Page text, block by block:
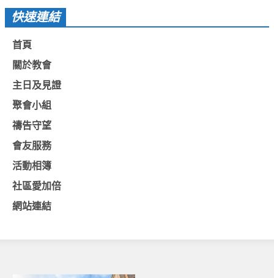
基督教論壇報
作伙來聽上帝的話
快速連結
首頁
關於教會
主日及見證
聚會小組
禱告守望
會友服務
活動相簿
社區愛加倍
網站連結